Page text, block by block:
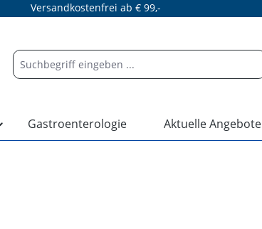
Versandkostenfrei ab € 99,-
Gastroenterologie Aktuelle Angebote